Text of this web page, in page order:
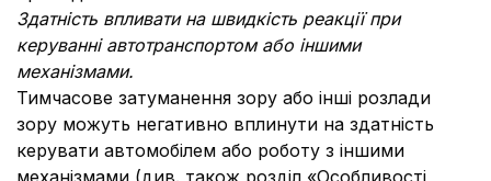
Здатність впливати на швидкість реакції при
керуванні автотранспортом або іншими
механізмами.
Тимчасове затуманення зору або інші розлади
зору можуть негативно вплинути на здатність
керувати автомобілем або роботу з іншими
механізмами (див. також розділ «Особливості